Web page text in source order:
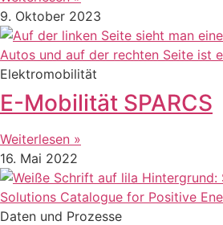
9. Oktober 2023
Elektromobilität
E-Mobilität SPARCS
Weiterlesen »
16. Mai 2022
Daten und Prozesse